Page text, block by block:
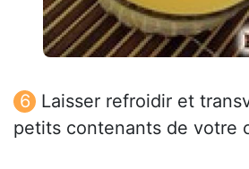
Laisser refroidir et
petits contenants de votre